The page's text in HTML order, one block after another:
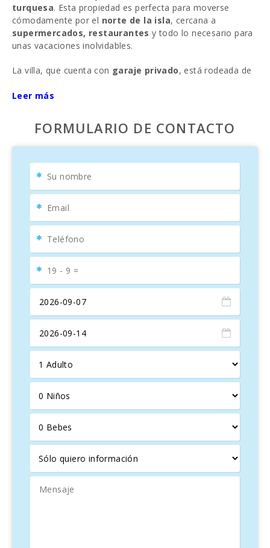
turquesa. Esta propiedad es perfecta para moverse
cómodamente por el norte de la isla, cercana a
supermercados, restaurantes y todo lo necesario para
unas vacaciones inolvidables.
La villa, que cuenta con garaje privado, está rodeada de
esculturas de piedra
Accedemos a la villa por laterraza, ideal para disfrutar de
comidas al aire libre, encontrándonos con un amplio
elegante
, una zona de
comedor. La villa tiene una
independiente, completamente equipada, y un pasillo
que conecta con los dormitorios.
Cuenta condos habitaciones
dos habitaciones dobles
suiteyaire acondicionado. Además, hay unsegundo
baño completo
En la planta baja, la casa ofrece un segundo salóncon
mesa de ping pong
, perfecta para hacer un poco de
deporte.
Ubicada en unbarrio residencial tranquiloen la zona
más natural de
vacaciones relajantes
Villa Cantaes la propiedad perfecta para disfrutar de unas
vacaciones enMallorca.
Leer más
FORMULARIO DE CONTACTO